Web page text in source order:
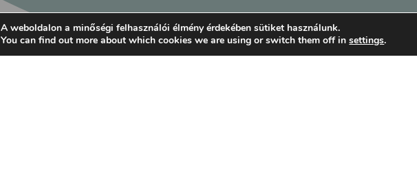
A weboldalon a minőségi felhasználói élmény érdekében sütiket használunk.
You can find out more about which cookies we are using or switch them off insettings.